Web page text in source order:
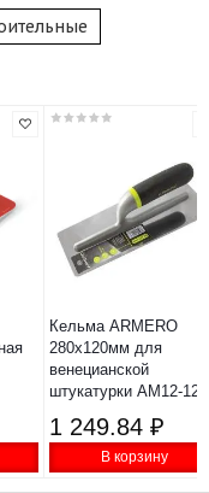
Кельма ARMERO
280х120мм для
венецианской
штукатурки AM12-120
1 249.84 ₽
В корзину